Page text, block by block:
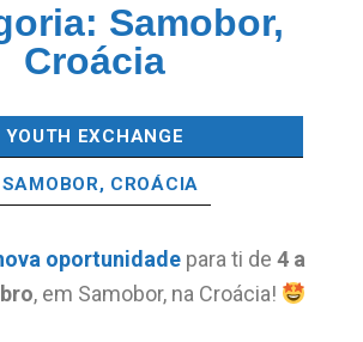
Samobor,
Croácia
YOUTH EXCHANGE
SAMOBOR, CROÁCIA
oportunidade para ti de 4 a
, em Samobor, na Croácia!